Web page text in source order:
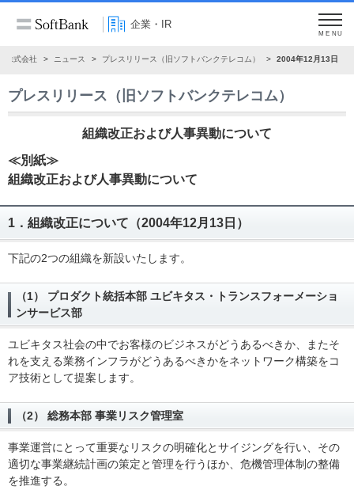
企業・IR
MENU
株式会社 ニュース プレスリリース（旧ソフトバンクテレコム） 2004年12月13日
プレスリリース（旧ソフトバンクテレコム）
組織改正および人事異動について
≪別紙≫
組織改正および人事異動について
1．組織改正について（2004年12月13日）
下記の2つの組織を新設いたします。
（1） プロダクト統括本部 ユビキタス・トランスフォーメーショ
ンサービス部
ユビキタス社会の中でお客様のビジネスがどうあるべきか、またそ
れを支える業務インフラがどうあるべきかをネットワーク構築をコ
ア技術として提案します。
（2） 総務本部 事業リスク管理室
事業運営にとって重要なリスクの明確化とサイジングを行い、その
適切な事業継続計画の策定と管理を行うほか、危機管理体制の整備
を推進する。